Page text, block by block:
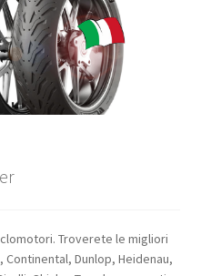
Troverete le migliori
Dunlop, Heidenau,